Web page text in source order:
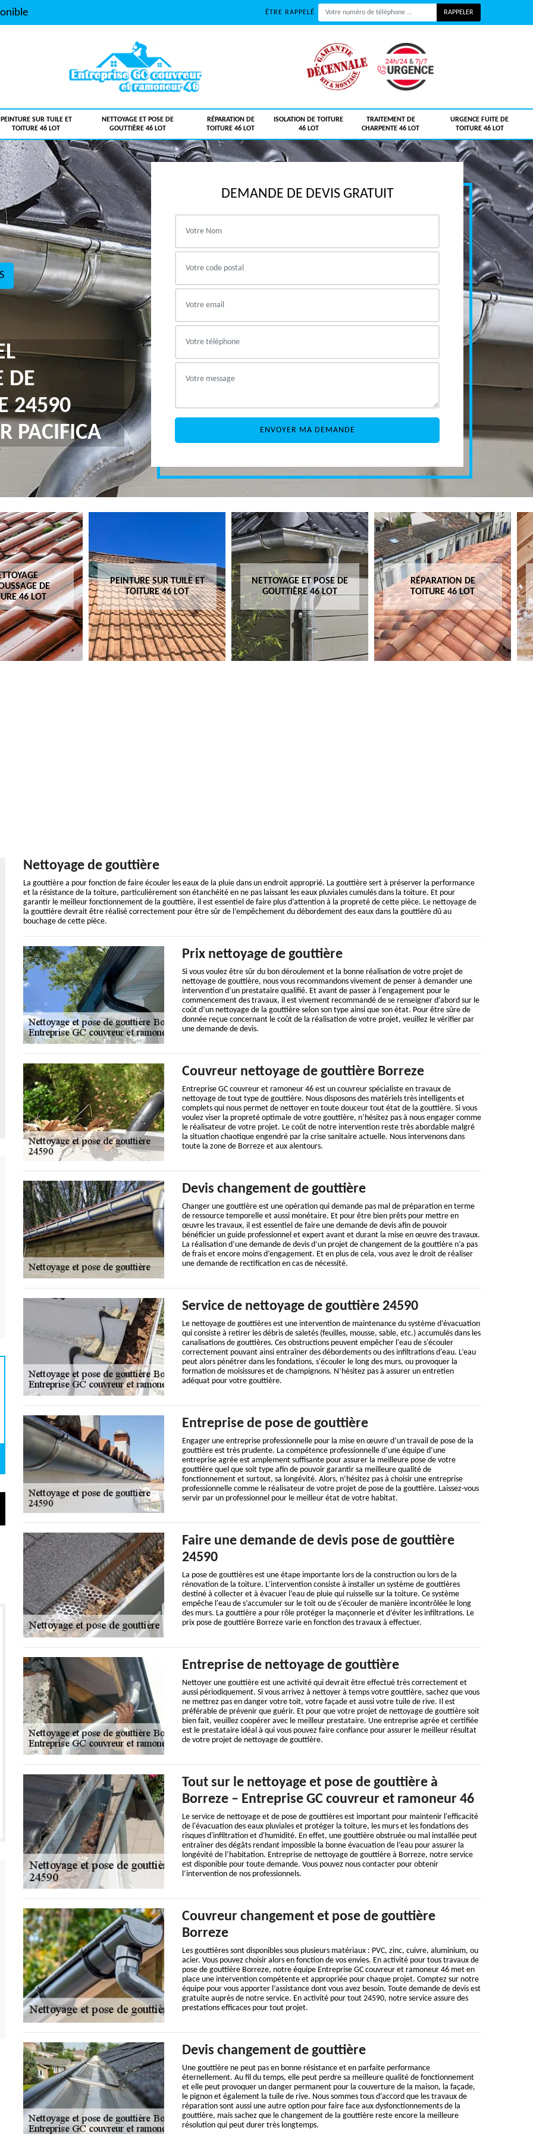
ÊTRE RAPPELÉ
PEINTURE SUR TUILE ET
TOITURE 46 LOT
NETTOYAGE ET POSE DE
GOUTTIÈRE 46 LOT
RÉPARATION DE
TOITURE 46 LOT
ISOLATION DE TOITURE
46 LOT
TRAITEMENT DE
CHARPENTE 46 LOT
URGENCE FUITE DE
TOITURE 46 LOT
DE
24590
PACIFICA
DEMANDE DE DEVIS GRATUIT
DE
46 LOT
PEINTURE SUR TUILE ET
TOITURE 46 LOT
NETTOYAGE ET POSE DE
GOUTTIÈRE 46 LOT
RÉPARATION DE
TOITURE 46 LOT
Nettoyage de gouttière
La gouttière a pour fonction de faire écouler les eaux de la pluie dans un endroit approprié. La gouttière sert à préserver la performance
et la résistance de la toiture, particulièrement son étanchéité en ne pas laissant les eaux pluviales cumulés dans la toiture. Et pour
garantir le meilleur fonctionnement de la gouttière, il est essentiel de faire plus d’attention à la propreté de cette pièce. Le nettoyage de
la gouttière devrait être réalisé correctement pour être sûr de l’empêchement du débordement des eaux dans la gouttière dû au
bouchage de cette pièce.
Prix nettoyage de gouttière
Si vous voulez être sûr du bon déroulement et la bonne réalisation de votre projet de
nettoyage de gouttière, nous vous recommandons vivement de penser à demander une
intervention d’un prestataire qualifié. Et avant de passer à l’engagement pour le
commencement des travaux, il est vivement recommandé de se renseigner d’abord sur le
coût d’un nettoyage de la gouttière selon son type ainsi que son état. Pour être sûre de
donnée reçue concernant le coût de la réalisation de votre projet, veuillez le vérifier par
une demande de devis.
Couvreur nettoyage de gouttière Borreze
Entreprise GC couvreur et ramoneur 46 est un couvreur spécialiste en travaux de
nettoyage de tout type de gouttière. Nous disposons des matériels très intelligents et
complets qui nous permet de nettoyer en toute douceur tout état de la gouttière. Si vous
voulez viser la propreté optimale de votre gouttière, n’hésitez pas à nous engager comme
le réalisateur de votre projet. Le coût de notre intervention reste très abordable malgré
la situation chaotique engendré par la crise sanitaire actuelle. Nous intervenons dans
toute la zone de Borreze et aux alentours.
Devis changement de gouttière
Changer une gouttière est une opération qui demande pas mal de préparation en terme
de ressource temporelle et aussi monétaire. Et pour être bien prêts pour mettre en
œuvre les travaux, il est essentiel de faire une demande de devis afin de pouvoir
bénéficier un guide professionnel et expert avant et durant la mise en œuvre des travaux.
La réalisation d’une demande de devis d’un projet de changement de la gouttière n’a pas
de frais et encore moins d’engagement. Et en plus de cela, vous avez le droit de réaliser
une demande de rectification en cas de nécessité.
Service de nettoyage de gouttière 24590
Le nettoyage de gouttières est une intervention de maintenance du système d’évacuation
qui consiste à retirer les débris de saletés (feuilles, mousse, sable, etc.) accumulés dans les
canalisations de gouttières. Ces obstructions peuvent empêcher l'eau de s'écouler
correctement pouvant ainsi entraîner des débordements ou des infiltrations d'eau. L’eau
peut alors pénétrer dans les fondations, s'écouler le long des murs, ou provoquer la
formation de moisissures et de champignons. N’hésitez pas à assurer un entretien
adéquat pour votre gouttière.
Entreprise de pose de gouttière
Engager une entreprise professionnelle pour la mise en œuvre d’un travail de pose de la
gouttière est très prudente. La compétence professionnelle d’une équipe d’une
entreprise agrée est amplement suffisante pour assurer la meilleure pose de votre
gouttière quel que soit type afin de pouvoir garantir sa meilleure qualité de
fonctionnement et surtout, sa longévité. Alors, n’hésitez pas à choisir une entreprise
professionnelle comme le réalisateur de votre projet de pose de la gouttière. Laissez-vous
servir par un professionnel pour le meilleur état de votre habitat.
Faire une demande de devis pose de gouttière
24590
La pose de gouttières est une étape importante lors de la construction ou lors de la
rénovation de la toiture. L’intervention consiste à installer un système de gouttières
destiné à collecter et à évacuer l’eau de pluie qui ruisselle sur la toiture. Ce système
empêche l'eau de s’accumuler sur le toit ou de s'écouler de manière incontrôlée le long
des murs. La gouttière a pour rôle protéger la maçonnerie et d’éviter les infiltrations. Le
prix pose de gouttière Borreze varie en fonction des travaux à effectuer.
Entreprise de nettoyage de gouttière
Nettoyer une gouttière est une activité qui devrait être effectué très correctement et
aussi périodiquement. Si vous arrivez à nettoyer à temps votre gouttière, sachez que vous
ne mettrez pas en danger votre toit, votre façade et aussi votre tuile de rive. Il est
préférable de prévenir que guérir. Et pour que votre projet de nettoyage de gouttière soit
bien fait, veuillez coopérer avec le meilleur prestataire. Une entreprise agrée et certifiée
est le prestataire idéal à qui vous pouvez faire confiance pour assurer le meilleur résultat
de votre projet de nettoyage de gouttière.
Tout sur le nettoyage et pose de gouttière à
Borreze – Entreprise GC couvreur et ramoneur 46
Le service de nettoyage et de pose de gouttières est important pour maintenir l'efficacité
de l'évacuation des eaux pluviales et protéger la toiture, les murs et les fondations des
risques d'infiltration et d'humidité. En effet, une gouttière obstruée ou mal installée peut
entraîner des dégâts rendant impossible la bonne évacuation de l’eau pour assurer la
longévité de l’habitation. Entreprise de nettoyage de gouttière à Borreze, notre service
est disponible pour toute demande. Vous pouvez nous contacter pour obtenir
l’intervention de nos professionnels.
Couvreur changement et pose de gouttière
Borreze
Les gouttières sont disponibles sous plusieurs matériaux : PVC, zinc, cuivre, aluminium, ou
acier. Vous pouvez choisir alors en fonction de vos envies. En activité pour tous travaux de
pose de gouttière Borreze, notre équipe Entreprise GC couvreur et ramoneur 46 met en
place une intervention compétente et appropriée pour chaque projet. Comptez sur notre
équipe pour vous apporter l’assistance dont vous avez besoin. Toute demande de devis est
gratuite auprès de notre service. En activité pour tout 24590, notre service assure des
prestations efficaces pour tout projet.
Devis changement de gouttière
Une gouttière ne peut pas en bonne résistance et en parfaite performance
éternellement. Au fil du temps, elle peut perdre sa meilleure qualité de fonctionnement
et elle peut provoquer un danger permanent pour la couverture de la maison, la façade,
le pignon et également la tuile de rive. Nous sommes tous d’accord que les travaux de
réparation sont aussi une autre option pour faire face aux dysfonctionnements de la
gouttière, mais sachez que le changement de la gouttière reste encore la meilleure
résolution qui peut durer très longtemps.